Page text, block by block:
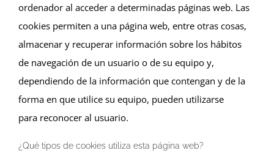
ordenador al acceder a determinadas páginas web. Las
cookies permiten a una página web, entre otras cosas,
almacenar y recuperar información sobre los hábitos
de navegación de un usuario o de su equipo y,
dependiendo de la información que contengan y de la
forma en que utilice su equipo, pueden utilizarse
para reconocer al usuario.
¿Qué tipos de cookies utiliza esta página web?